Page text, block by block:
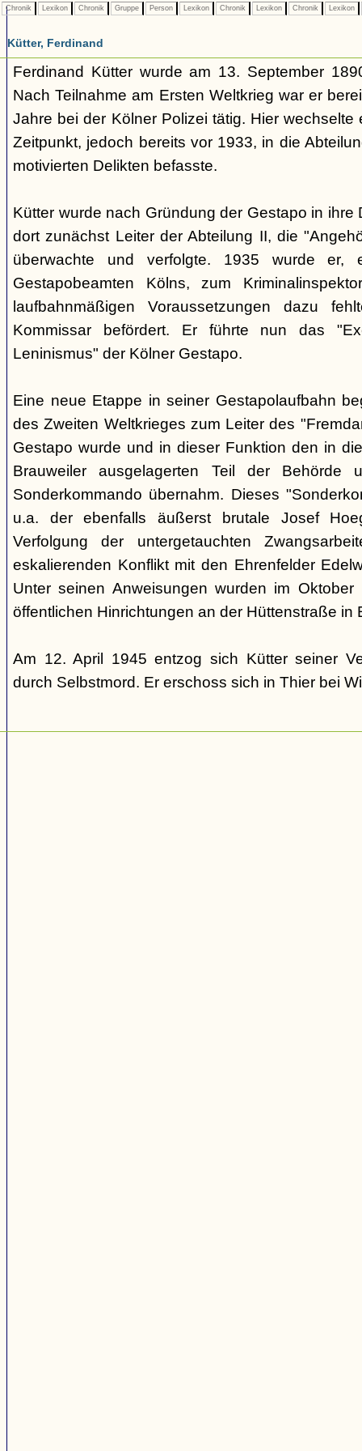
Chronik Lexikon Chronik Gruppe Person Lexikon Chronik Lexikon Chronik Lexikon
Kütter, Ferdinand
Ferdinand Kütter wurde am 13. September
Nach Teilnahme am Ersten Weltkrieg war er
Jahre bei der Kölner Polizei tätig. Hier
Zeitpunkt, jedoch bereits vor 1933, in die
motivierten Delikten befasste.
Kütter wurde nach Gründung der Gestapo in ihre
dort zunächst Leiter der Abteilung II, die
überwachte und verfolgte. 1935 wurde er,
Gestapobeamten Kölns, zum
laufbahnmäßigen Voraussetzungen dazu
Kommissar befördert. Er führte nun das
Leninismus" der Kölner Gestapo.
Eine neue Etappe in seiner Gestapolaufbahn
des Zweiten Weltkrieges zum Leiter des
Gestapo wurde und in dieser Funktion den in
Brauweiler ausgelagerten Teil der Behörde
Sonderkommando übernahm. Dieses
u.a. der ebenfalls äußerst brutale Josef
Verfolgung der untergetauchten
eskalierenden Konflikt mit den Ehrenfelder
Unter seinen Anweisungen wurden im
öffentlichen Hinrichtungen an der Hüttenstraße in
Am 12. April 1945 entzog sich Kütter seiner
durch Selbstmord. Er erschoss sich in Thier bei